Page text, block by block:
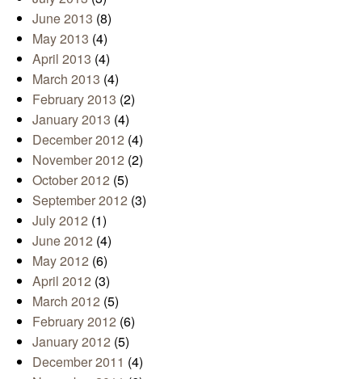
June 2013 (8)
May 2013 (4)
April 2013 (4)
March 2013 (4)
February 2013 (2)
January 2013 (4)
December 2012 (4)
November 2012 (2)
October 2012 (5)
September 2012 (3)
July 2012 (1)
June 2012 (4)
May 2012 (6)
April 2012 (3)
March 2012 (5)
February 2012 (6)
January 2012 (5)
December 2011 (4)